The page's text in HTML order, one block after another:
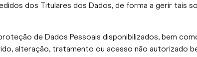
dos Titulares dos Dados, de forma a gerir tais
de Dados Pessoais disponibilizados, bem
alteração, tratamento ou acesso não autorizado